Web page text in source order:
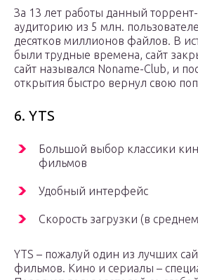
За 13 лет работы данный
аудиторию из 5 млн.
десятков миллионов файлов. В
были трудные времена, сайт
сайт назывался Noname-Club, и
открытия быстро вернул свою
6. YTS
Большой выбор классики
фильмов
Удобный интерфейс
Скорость загрузки (в
YTS – пожалуй один из лучших
фильмов. Кино и сериалы –